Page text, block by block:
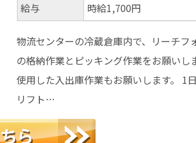
給与
時給1,700円
物流センターの冷蔵倉庫内で、リーチフ
の格納作業とピッキング作業をお願いし
使用した入出庫作業もお願いします。 1
リフト…